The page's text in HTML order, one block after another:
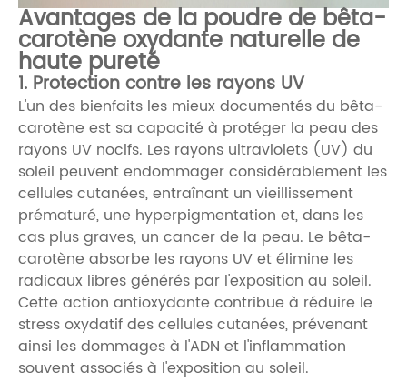
Avantages de la poudre de bêta-
carotène oxydante naturelle de
haute pureté
1. Protection contre les rayons UV
L'un des bienfaits les mieux documentés du bêta-
carotène est sa capacité à protéger la peau des
rayons UV nocifs. Les rayons ultraviolets (UV) du
soleil peuvent endommager considérablement les
cellules cutanées, entraînant un vieillissement
prématuré, une hyperpigmentation et, dans les
cas plus graves, un cancer de la peau. Le bêta-
carotène absorbe les rayons UV et élimine les
radicaux libres générés par l'exposition au soleil.
Cette action antioxydante contribue à réduire le
stress oxydatif des cellules cutanées, prévenant
ainsi les dommages à l'ADN et l'inflammation
souvent associés à l'exposition au soleil.